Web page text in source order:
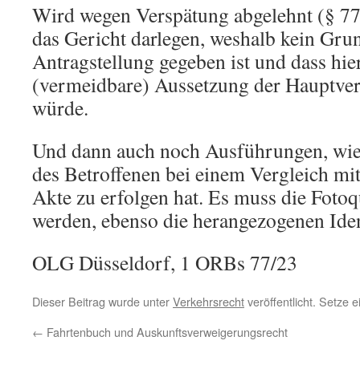
Wird wegen Verspätung abgelehnt (§
das Gericht darlegen, weshalb kein
Antragstellung gegeben ist und dass
(vermeidbare) Aussetzung der
würde.
Und dann auch noch Ausführungen,
des Betroffenen bei einem Vergleich
Akte zu erfolgen hat. Es muss die
werden, ebenso die herangezogenen
OLG Düsseldorf, 1 ORBs 77/23
Dieser Beitrag wurde unterVerkehrsrechtveröffentlicht. Setze
← Fahrtenbuch und Auskunftsverweigerungsrecht